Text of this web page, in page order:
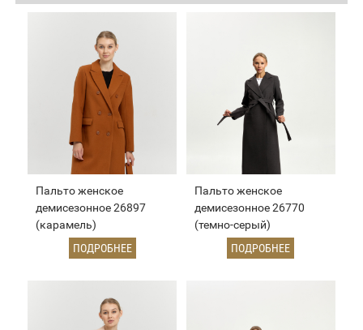
Пальто женское
демисезонное 26897
(карамель)
ПОДРОБНЕЕ
Пальто женское
демисезонное 26770
(темно-серый)
ПОДРОБНЕЕ